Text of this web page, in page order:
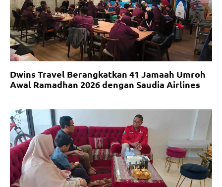
Dwins Travel Berangkatkan 41 Jamaah Umroh
Awal Ramadhan 2026 dengan Saudia Airlines